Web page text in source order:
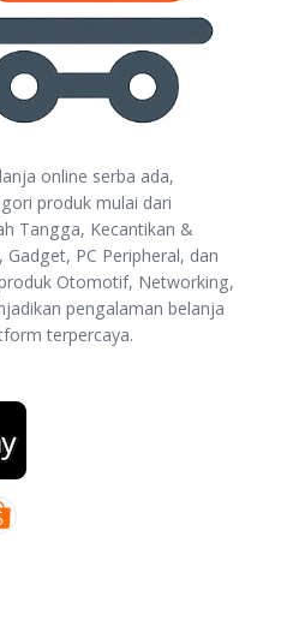
bagus
:
kerusakan barang-
(rawan rusak) saat dalam
online serba ada,
produk mulai dari
Tangga, Kecantikan &
PC Peripheral, dan
Otomotif, Networking,
pengalaman belanja
terpercaya.